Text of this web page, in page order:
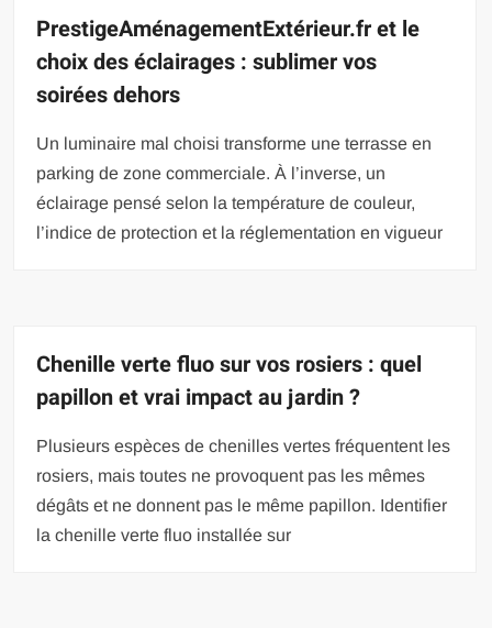
PrestigeAménagementExtérieur.fr et le
choix des éclairages : sublimer vos
soirées dehors
Un luminaire mal choisi transforme une terrasse en
parking de zone commerciale. À l’inverse, un
éclairage pensé selon la température de couleur,
l’indice de protection et la réglementation en vigueur
Chenille verte fluo sur vos rosiers : quel
papillon et vrai impact au jardin ?
Plusieurs espèces de chenilles vertes fréquentent les
rosiers, mais toutes ne provoquent pas les mêmes
dégâts et ne donnent pas le même papillon. Identifier
la chenille verte fluo installée sur